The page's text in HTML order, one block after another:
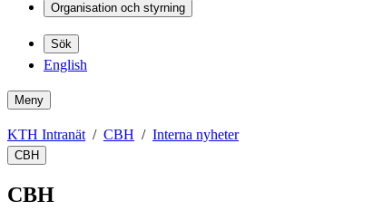
Organisation och styrning
Sök
English
Meny
KTH Intranät CBH Interna nyheter
CBH
CBH